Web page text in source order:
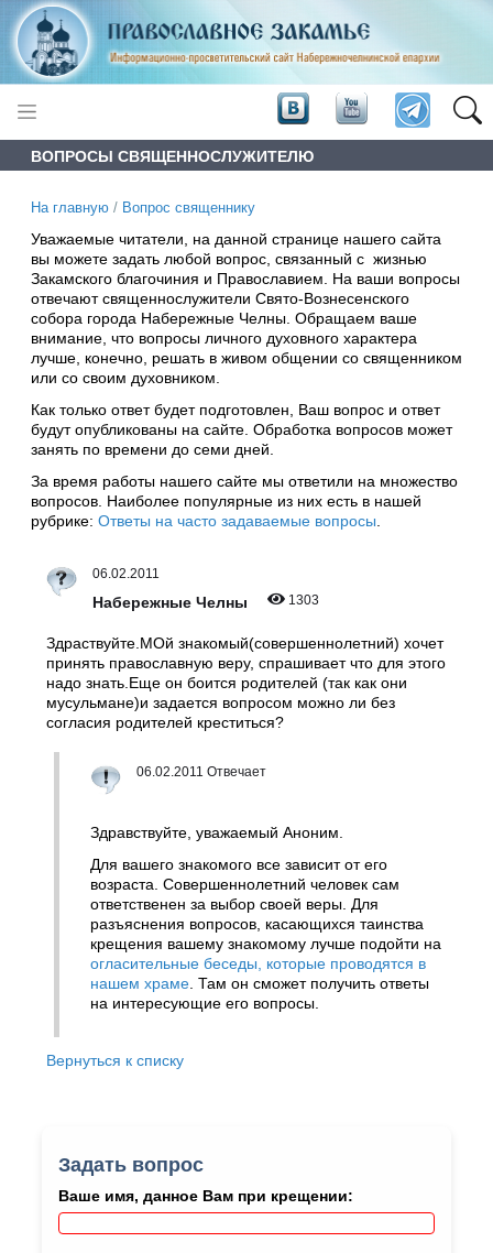
ВОПРОСЫ СВЯЩЕННОСЛУЖИТЕЛЮ
На главную / Вопрос священнику
Уважаемые читатели, на данной странице нашего сайта
вы можете задать любой вопрос, связанный с жизнью
Закамского благочиния и Православием. На ваши вопросы
отвечают священнослужители Свято-Вознесенского
собора города Набережные Челны. Обращаем ваше
внимание, что вопросы личного духовного характера
лучше, конечно, решать в живом общении со священником
или со своим духовником.
Как только ответ будет подготовлен, Ваш вопрос и ответ
будут опубликованы на сайте. Обработка вопросов может
занять по времени до семи дней.
За время работы нашего сайте мы ответили на множество
вопросов. Наиболее популярные из них есть в нашей
рубрике: Ответы на часто задаваемые вопросы
06.02.2011
Набережные Челны 1303
Здраствуйте.МОй знакомый(совершеннолетний) хочет
принять православную веру, спрашивает что для этого
надо знать.Еще он боится родителей (так как они
мусульмане)и задается вопросом можно ли без
согласия родителей креститься?
06.02.2011 Отвечает
Здравствуйте, уважаемый Аноним.
Для вашего знакомого все зависит от его
возраста. Совершеннолетний человек сам
ответственен за выбор своей веры. Для
разъяснения вопросов, касающихся таинства
крещения вашему знакомому лучше подойти на
огласительные беседы, которые проводятся в
нашем храме . Там он сможет получить ответы
на интересующие его вопросы.
Вернуться к списку
Задать вопрос
Ваше имя, данное Вам при крещении: